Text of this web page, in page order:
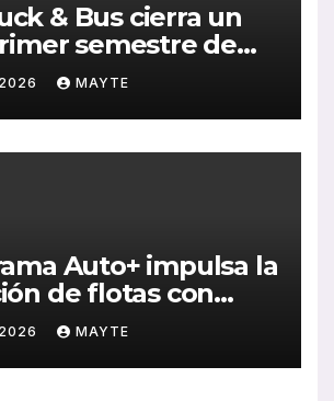
& Bus cierra un
semestre de
crecimiento en
y
MAYTE
Auto+ impulsa la
de flotas con
vehículos eléctricos
MAYTE